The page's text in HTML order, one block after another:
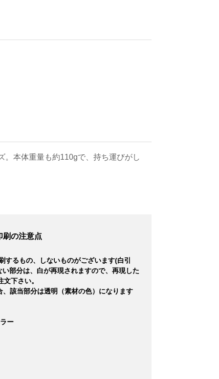
。本体重量も約110gで、持ち運びがし
刷の注意点
るもの、しないものがございます(白引
部分は、白が再現されますので、再現した
下さい。
該当部分は透明（素材の色）になります
ー